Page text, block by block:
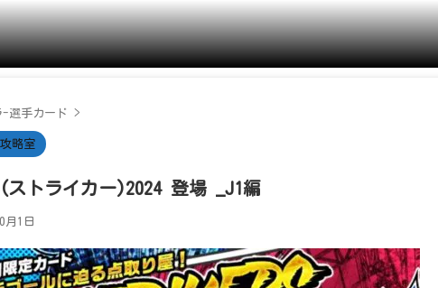
-選手カード >
略室
ストライカー)2024 登場 _J1編
月1日